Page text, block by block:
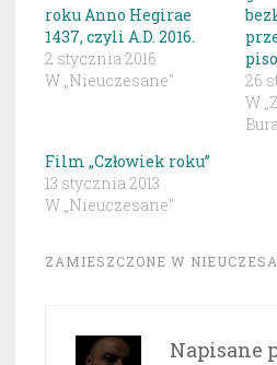
roku Anno Hegirae
1437, czyli A.D. 2016.
2 stycznia 2016
W „Nieuczesane"
26
W
Film „Człowiek roku”
13 stycznia 2013
W „Nieuczesane"
ZAMIESZCZONE W
Napisane